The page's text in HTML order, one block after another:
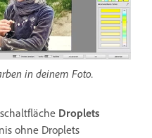
in deinem Foto.
Droplets
ohne Droplets